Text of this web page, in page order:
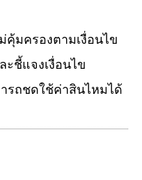
มครองตามเงื่อนไข
ชี้แจงเงื่อนไข
รถชดใช้ค่าสินไหมได้